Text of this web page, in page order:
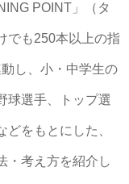
POINT」（タ
でも250本以上の指
し、小・中学生の
球選手、トップ選
をもとにした、
・考え方を紹介し